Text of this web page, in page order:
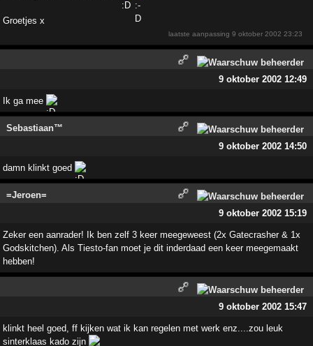
Groetjes x
laatste aanpassing9 oktober 2002 23:23
9 oktober 2002 12:49
Ik ga mee
Sebastiaan™
9 oktober 2002 14:50
damn klinkt goed
=Jeroen=
9 oktober 2002 15:19
Zeker een aanrader! Ik ben zelf 3 keer meegeweest (2x Gatecrasher & 1x
Godskitchen). Als Tiesto-fan moet je dit inderdaad een keer meegemaakt
hebben!
9 oktober 2002 15:47
klinkt heel goed, ff kijken wat ik kan regelen met werk enz....zou leuk
sinterklaas kado zijn